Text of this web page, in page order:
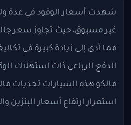
شهدت أسعار الوقود في عدة
مما أدى إلى زيادة كبيرة في
الدفع الرباعي ذات استهلاك
مالكو هذه السيارات تحديات
استمرار ارتفاع أسعار البنزين